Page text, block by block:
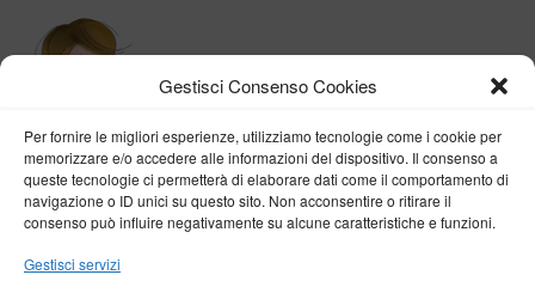
Gestisci Consenso Cookies
Per fornire le migliori esperienze, utilizziamo tecnologie come i cookie per
memorizzare e/o accedere alle informazioni del dispositivo. Il consenso a
queste tecnologie ci permetterà di elaborare dati come il comportamento di
navigazione o ID unici su questo sito. Non acconsentire o ritirare il
consenso può influire negativamente su alcune caratteristiche e funzioni.
Gestisci servizi
BY VERONICA D'ONOFRIO